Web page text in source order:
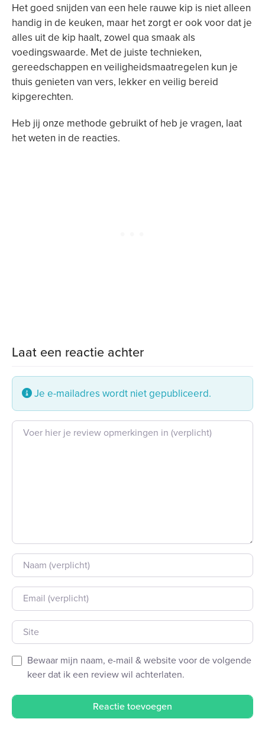
Het goed snijden van een hele rauwe kip is niet alleen
handig in de keuken, maar het zorgt er ook voor dat je
alles uit de kip haalt, zowel qua smaak als
voedingswaarde. Met de juiste technieken,
gereedschappen en veiligheidsmaatregelen kun je
thuis genieten van vers, lekker en veilig bereid
kipgerechten.
Heb jij onze methode gebruikt of heb je vragen, laat
het weten in de reacties.
Laat een reactie achter
Je e-mailadres wordt niet gepubliceerd.
Beoordeling tekst
Naam
E-mail
Site
Bewaar mijn naam, e-mail & website voor de volgende
keer dat ik een review wil achterlaten.